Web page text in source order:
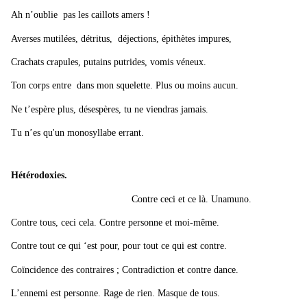
Ah n’oublie pas les caillots amers !
Averses mutilées, détritus, déjections, épithètes impures,
Crachats crapules, putains putrides, vomis véneux.
Ton corps entre dans mon squelette. Plus ou moins aucun.
Ne t’espère plus, désespères, tu ne viendras jamais.
Tu n’es qu'un monosyllabe errant.
Hétérodoxies.
Contre ceci et ce là. Unamuno.
Contre tous, ceci cela. Contre personne et moi-même.
Contre tout ce qui ‘est pour, pour tout ce qui est contre.
Coïncidence des contraires ; Contradiction et contre dance.
L’ennemi est personne. Rage de rien. Masque de tous.